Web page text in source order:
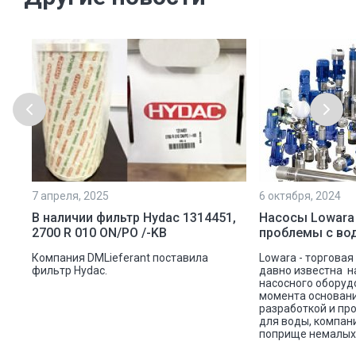
7 апреля, 2025
В наличии фильтр Hydac 1314451,
2700 R 010 ON/PO /-KB
Компания DMLieferant поставила
фильтр Hydac.
6 октября, 2024
Насосы
проблемы с
Lowara -
давно известна
насосного
момента
разработкой и
для воды,
поприще немалых